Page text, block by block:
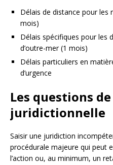
Délais de distance pour les
mois)
Délais spécifiques pour les
d’outre-mer (1 mois)
Délais particuliers en
d’urgence
Les questions
juridictionnelle
Saisir une juridiction
procédurale majeure qui peut
l’action ou, au minimum, un